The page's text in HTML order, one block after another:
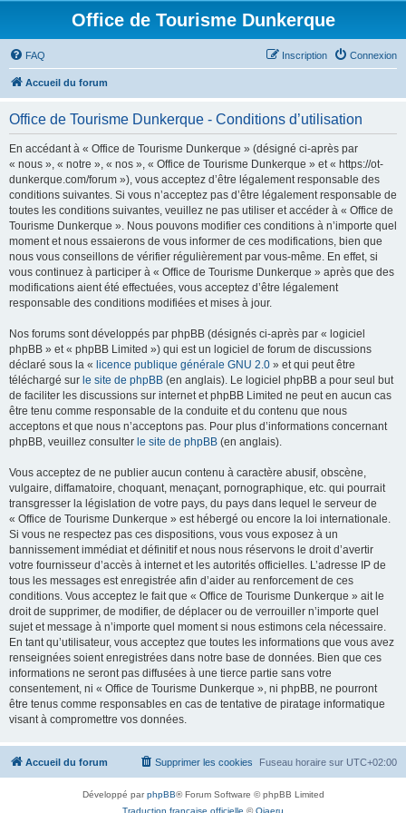
Office de Tourisme Dunkerque
FAQ Connexion
Inscription
Accueil du forum
Office de Tourisme Dunkerque - Conditions d’utilisation
En accédant à « Office de Tourisme Dunkerque » (désigné ci-après par
« nous », « notre », « nos », « Office de Tourisme Dunkerque » et « https://ot-
dunkerque.com/forum »), vous acceptez d’être légalement responsable des
conditions suivantes. Si vous n’acceptez pas d’être légalement responsable de
toutes les conditions suivantes, veuillez ne pas utiliser et accéder à « Office de
Tourisme Dunkerque ». Nous pouvons modifier ces conditions à n’importe quel
moment et nous essaierons de vous informer de ces modifications, bien que
nous vous conseillons de vérifier régulièrement par vous-même. En effet, si
vous continuez à participer à « Office de Tourisme Dunkerque » après que des
modifications aient été effectuées, vous acceptez d’être légalement
responsable des conditions modifiées et mises à jour.
Nos forums sont développés par phpBB (désignés ci-après par « logiciel
phpBB » et « phpBB Limited ») qui est un logiciel de forum de discussions
déclaré sous la « licence publique générale GNU 2.0 » et qui peut être
téléchargé sur le site de phpBB (en anglais). Le logiciel phpBB a pour seul but
de faciliter les discussions sur internet et phpBB Limited ne peut en aucun cas
être tenu comme responsable de la conduite et du contenu que nous
acceptons et que nous n’acceptons pas. Pour plus d’informations concernant
phpBB, veuillez consulter le site de phpBB (en anglais).
Vous acceptez de ne publier aucun contenu à caractère abusif, obscène,
vulgaire, diffamatoire, choquant, menaçant, pornographique, etc. qui pourrait
transgresser la législation de votre pays, du pays dans lequel le serveur de
« Office de Tourisme Dunkerque » est hébergé ou encore la loi internationale.
Si vous ne respectez pas ces dispositions, vous vous exposez à un
bannissement immédiat et définitif et nous nous réservons le droit d’avertir
votre fournisseur d’accès à internet et les autorités officielles. L’adresse IP de
tous les messages est enregistrée afin d’aider au renforcement de ces
conditions. Vous acceptez le fait que « Office de Tourisme Dunkerque » ait le
droit de supprimer, de modifier, de déplacer ou de verrouiller n’importe quel
sujet et message à n’importe quel moment si nous estimons cela nécessaire.
En tant qu’utilisateur, vous acceptez que toutes les informations que vous avez
renseignées soient enregistrées dans notre base de données. Bien que ces
informations ne seront pas diffusées à une tierce partie sans votre
consentement, ni « Office de Tourisme Dunkerque », ni phpBB, ne pourront
être tenus comme responsables en cas de tentative de piratage informatique
visant à compromettre vos données.
Accueil du forum Fuseau horaire sur UTC+02:00
Supprimer les cookies
Développé parphpBB® Forum Software © phpBB Limited
Traduction française officielle ©Qiaeru